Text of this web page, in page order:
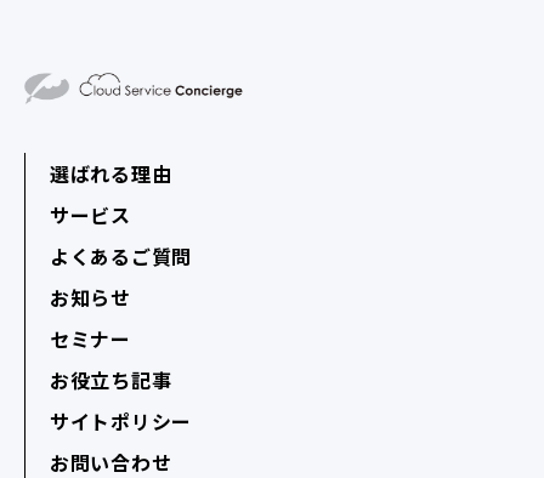
選ばれる理由
サービス
よくあるご質問
お知らせ
セミナー
お役立ち記事
サイトポリシー
お問い合わせ